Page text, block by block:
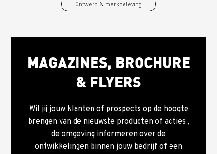
Ontwerp & merkbeleving
MAGAZINES, BROCHURE
& FLYERS
Wil jij jouw klanten of prospects op de hoogte
brengen van de nieuwste producten of acties ,
de omgeving informeren over de
ontwikkelingen binnen jouw bedrijf of een